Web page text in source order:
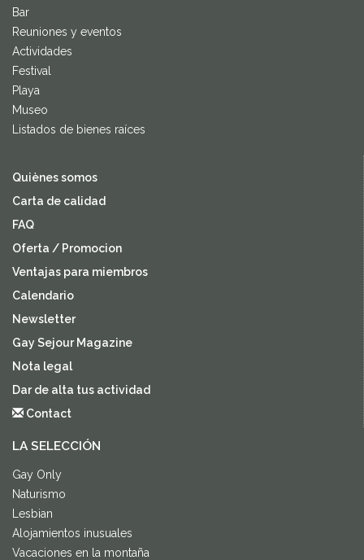
Bar
Reuniones y eventos
Actividades
Festival
Playa
Museo
Listados de bienes raíces
Quiènes somos
Carta de calidad
FAQ
Oferta / Promocion
Ventajas para miembros
Calendario
Newsletter
Gay Sejour Magazine
Nota legal
Dar de alta tus actividad
Contact
LA SELECCIÓN
Gay Only
Naturismo
Lesbian
Alojamientos inusuales
Vacaciones en la montaña